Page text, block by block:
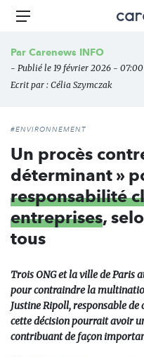
Aller
principal
des
Menu
Par Carenews INFO
- Publié le 19 février 2026 -
Ecrit par : Célia Szymczak
#ENVIRONNEMENT
Un procès
déterminant »
responsabilité
entreprises,
tous
Trois ONG et la ville de Paris
pour contraindre la
Justine Ripoll, responsable
cette décision pourrait avoir
contribuant de façon